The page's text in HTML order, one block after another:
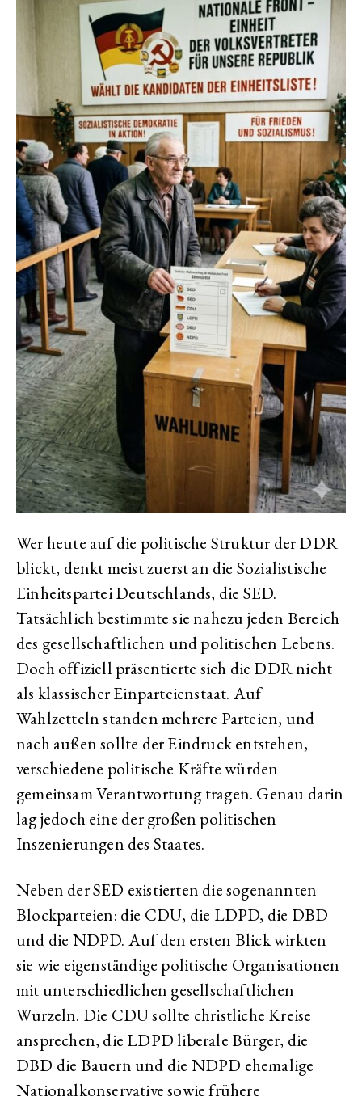
Wer heute auf die politische Struktur der DDR
blickt, denkt meist zuerst an die Sozialistische
Einheitspartei Deutschlands, die SED.
Tatsächlich bestimmte sie nahezu jeden Bereich
des gesellschaftlichen und politischen Lebens.
Doch offiziell präsentierte sich die DDR nicht
als klassischer Einparteienstaat. Auf
Wahlzetteln standen mehrere Parteien, und
nach außen sollte der Eindruck entstehen,
verschiedene politische Kräfte würden
gemeinsam Verantwortung tragen. Genau darin
lag jedoch eine der großen politischen
Inszenierungen des Staates.
Neben der SED existierten die sogenannten
Blockparteien: die CDU, die LDPD, die DBD
und die NDPD. Auf den ersten Blick wirkten
sie wie eigenständige politische Organisationen
mit unterschiedlichen gesellschaftlichen
Wurzeln. Die CDU sollte christliche Kreise
ansprechen, die LDPD liberale Bürger, die
DBD die Bauern und die NDPD ehemalige
Nationalkonservative sowie frühere